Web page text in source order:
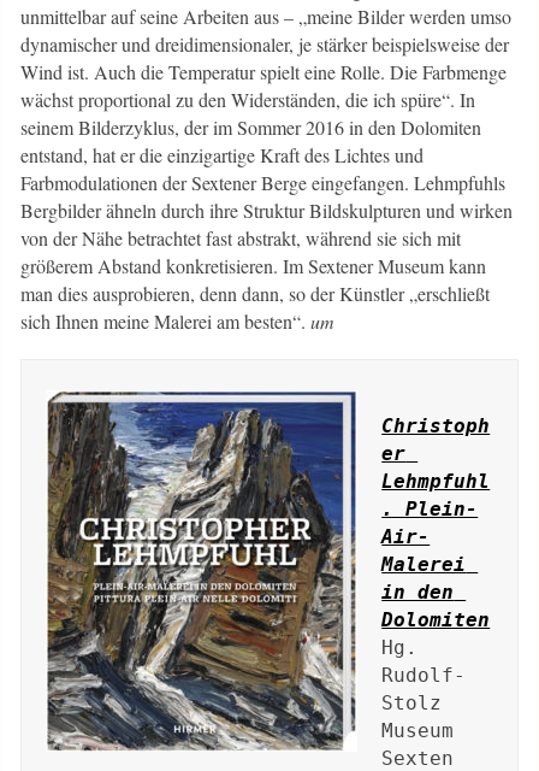
unmittelbar auf seine Arbeiten aus – „meine Bilder werden umso
dynamischer und dreidimensionaler, je stärker beispielsweise der
Wind ist. Auch die Temperatur spielt eine Rolle. Die Farbmenge
wächst proportional zu den Widerständen, die ich spüre“. In
seinem Bilderzyklus, der im Sommer 2016 in den Dolomiten
entstand, hat er die einzigartige Kraft des Lichtes und
Farbmodulationen der Sextener Berge eingefangen. Lehmpfuhls
Bergbilder ähneln durch ihre Struktur Bildskulpturen und wirken
von der Nähe betrachtet fast abstrakt, während sie sich mit
größerem Abstand konkretisieren. Im Sextener Museum kann
man dies ausprobieren, denn dann, so der Künstler „erschließt
sich Ihnen meine Malerei am besten“.um
Christoph
er
Lehmpfuhl
. Plein-
Air-
Malerei
in den
Dolomiten
Hg.
Rudolf-
Stolz
Museum
Sexten